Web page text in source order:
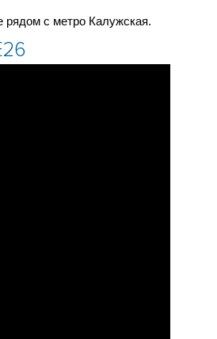
с метро Калужская.